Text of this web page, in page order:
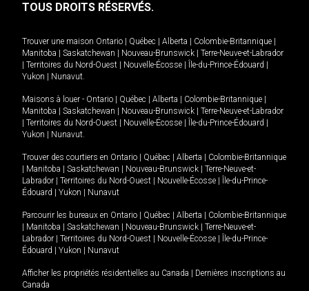
TOUS DROITS RÉSERVÉS.
Trouver une maison Ontario Québec Alberta Colombie-Britannique
Manitoba
Saskatchewan Nouveau-Brunswick
Terre-Neuve-et-Labrador
Territoires du Nord-Ouest Nouvelle-Écosse Île-du-Prince-Édouard
Yukon
Nunavut.
Maisons à louer - Ontario Québec Alberta Colombie-Britannique
Manitoba
Saskatchewan Nouveau-Brunswick
Terre-Neuve-et-Labrador
Territoires du Nord-Ouest Nouvelle-Écosse Île-du-Prince-Édouard
Yukon
Nunavut.
Trouver des courtiers en Ontario Québec Alberta
Colombie-Britannique
Manitoba Saskatchewan Nouveau-Brunswick
Terre-Neuve-et-
Labrador
Territoires du Nord-Ouest Nouvelle-Écosse
Île-du-Prince-
Édouard
Yukon Nunavut
Parcourir les bureaux en Ontario Québec Alberta
Colombie-Britannique
Manitoba Saskatchewan Nouveau-Brunswick
Terre-Neuve-et-
Labrador
Territoires du Nord-Ouest Nouvelle-Écosse
Île-du-Prince-
Édouard
Yukon Nunavut
Afficher les propriétés résidentielles au Canada
Dernières inscriptions au
Canada